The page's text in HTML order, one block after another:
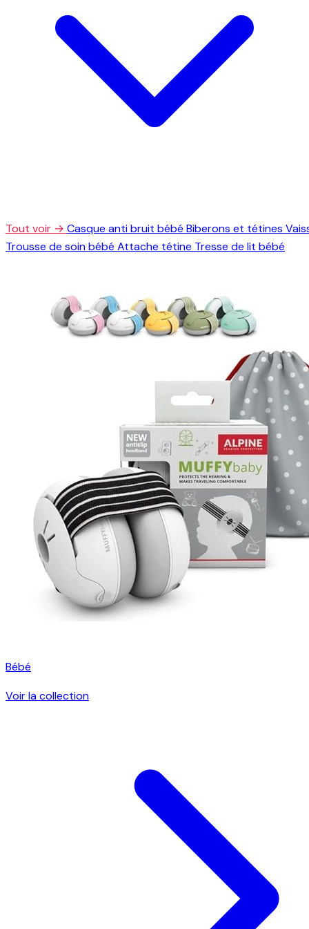
Tout voir → Casque anti bruit bébé Biberons et tétines
Trousse de soin bébé Attache tétine Tresse de lit bébé
Bébé
Voir la collection